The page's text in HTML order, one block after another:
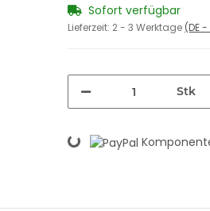
Sofort verfügbar
Lieferzeit: 2 - 3 Werktage (DE
Stk
Loading...SILK Mousepad, Beach